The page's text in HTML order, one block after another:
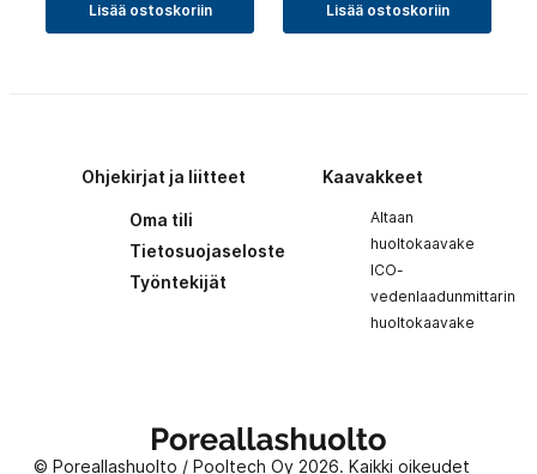
Lisää ostoskoriin Lisää ostoskoriin
Ohjekirjat ja liitteet
Oma tili
Tietosuojaseloste
Työntekijät
Kaavakkeet
Altaan
huoltokaavake
ICO-
vedenlaadunmittarin
huoltokaavake
Poreallashuolto
© Poreallashuolto / Pooltech Oy 2026. Kaikki oikeudet